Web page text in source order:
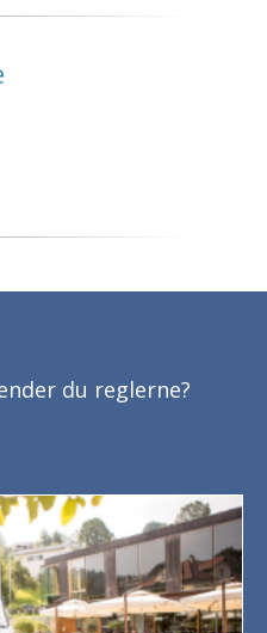
du reglerne?